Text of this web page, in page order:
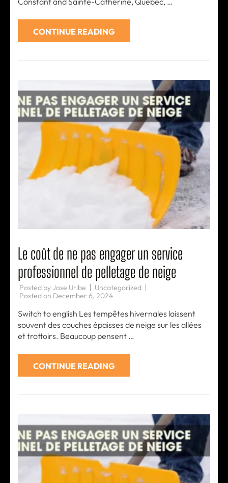
CONTINUE READING
Le coût de ne pas engager un service
professionnel de pelletage de neige
Posted by Jose Uribe
Uncategorized
Posted on December 6, 2024
Switch to english Les tempêtes hivernales laissent
souvent des couches épaisses de neige sur les allées
et trottoirs. Beaucoup pensent …
CONTINUE READING